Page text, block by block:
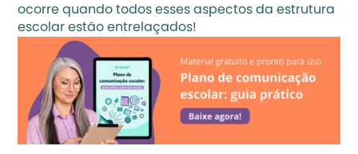
ocorre quando todos esses aspectos da estrutura
escolar estão entrelaçados!